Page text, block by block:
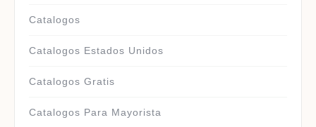
Catalogos
Catalogos Estados Unidos
Catalogos Gratis
Catalogos Para Mayorista